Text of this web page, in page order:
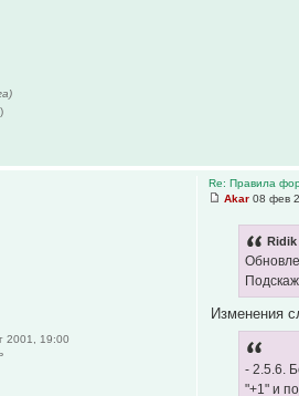
Re: Правила
Akar 08 фев
Ridik
Изменения
- 2.5.6.
"+1" и
2001, 19:00